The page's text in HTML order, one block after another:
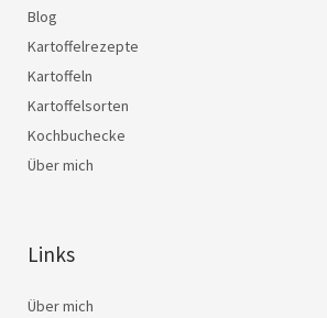
Blog
Kartoffelrezepte
Kartoffeln
Kartoffelsorten
Kochbuchecke
Über mich
Links
Über mich